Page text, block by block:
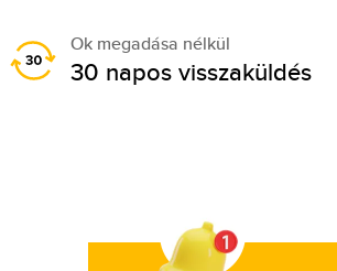
Ok megadása nélkül
30 napos visszaküldés